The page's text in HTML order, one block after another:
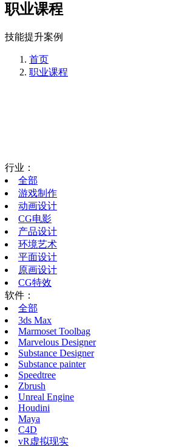
职业课程
技能提升案例
首页
职业课程
行业：
全部
游戏制作
动画设计
CG电影
产品设计
环境艺术
平面设计
原画设计
CG特效
软件：
全部
3ds Max
Marmoset Toolbag
Marvelous Designer
Substance Designer
Substance painter
Speedtree
Zbrush
Unreal Engine
Houdini
Maya
C4D
vR虚拟现实